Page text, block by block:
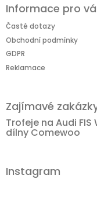
Informace pro
Časté dotazy
Obchodní podmínky
GDPR
Reklamace
Zajímavé
Trofeje na Audi
dílny Comewoo
Instagram